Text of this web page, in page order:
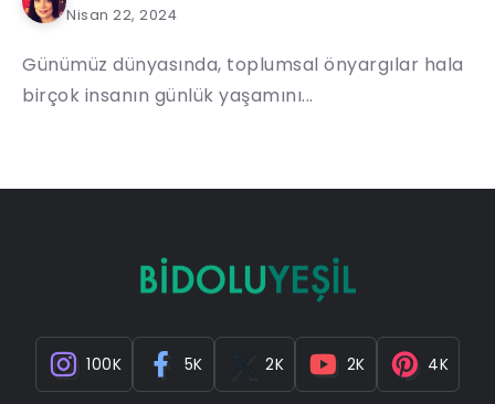
Nisan 22, 2024
Günümüz dünyasında, toplumsal önyargılar hala
birçok insanın günlük yaşamını...
100K 5K 2K 2K 4K